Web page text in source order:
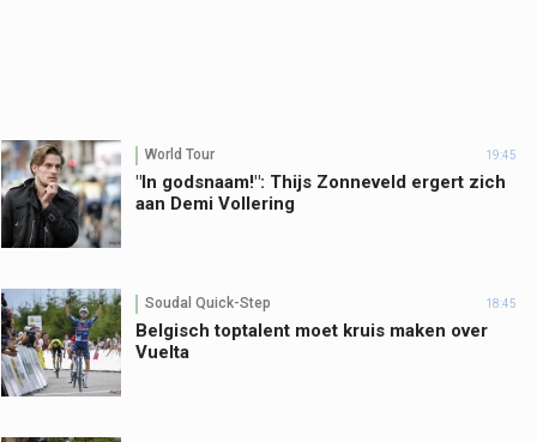
World Tour 19:45
"In godsnaam!": Thijs Zonneveld ergert zich
aan Demi Vollering
Soudal Quick-Step 18:45
Belgisch toptalent moet kruis maken over
Vuelta